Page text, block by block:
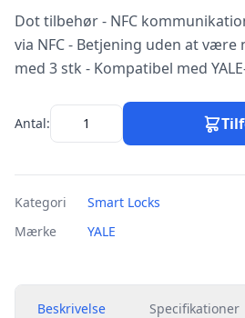
Dot tilbehør - NFC
via NFC - Betjening uden at være
med 3 stk - Kompatibel med
Antal:
Kategori
Smart Locks
Mærke
YALE
Beskrivelse Specifikationer